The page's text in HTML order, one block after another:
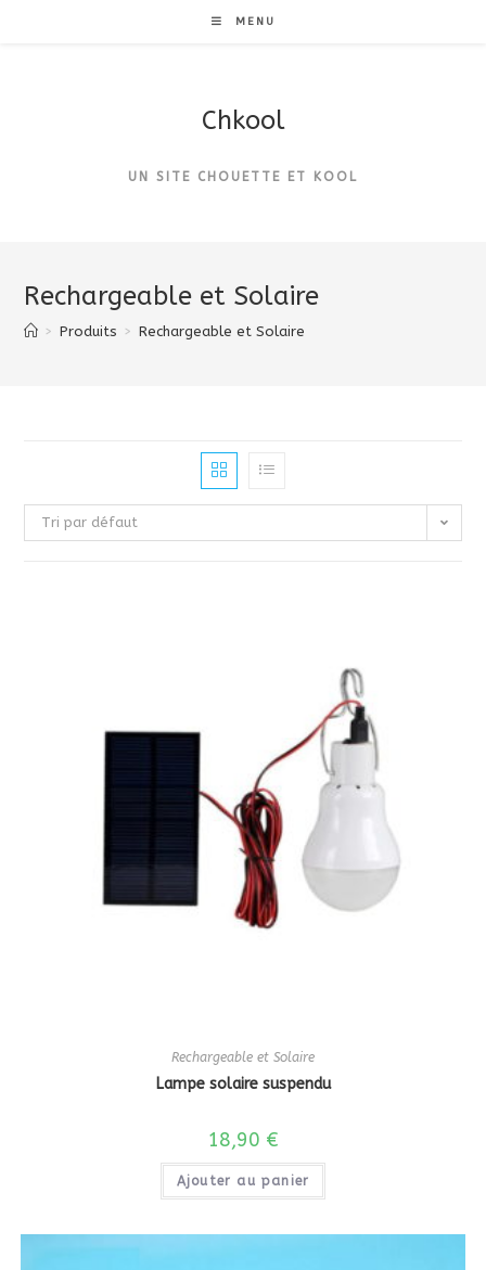
MENU
Chkool
UN SITE CHOUETTE ET KOOL
Rechargeable et Solaire
> Produits > Rechargeable et Solaire
Tri par défaut
Rechargeable et Solaire
Lampe solaire suspendu
18,90 €
Ajouter au panier